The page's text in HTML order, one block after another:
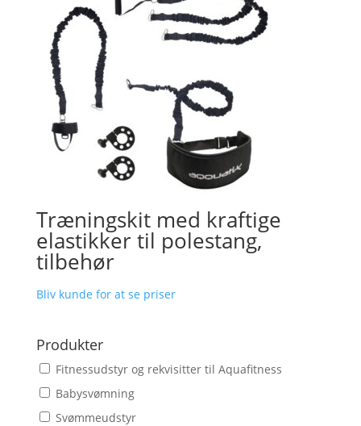
Træningskit med kraftige
elastikker til polestang,
tilbehør
Bliv kunde for at se priser
Produkter
Fitnessudstyr og rekvisitter til Aquafitness
Babysvømning
Svømmeudstyr